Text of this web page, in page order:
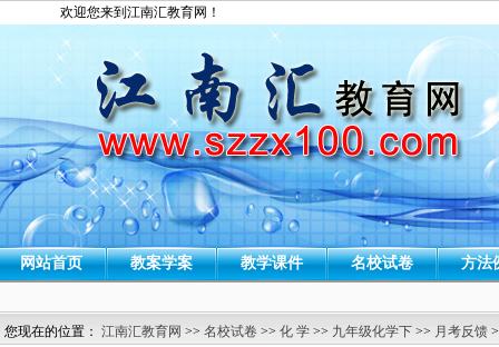
欢迎您来到江南汇教育网！
网站首页 教案学案 教学课件 名校试卷 方法
您现在的位置： 江南汇教育网 >> 名校试卷 >> 化 学 >> 九年级化学下 >> 月考反馈